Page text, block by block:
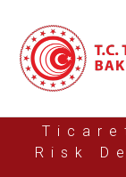
Risk